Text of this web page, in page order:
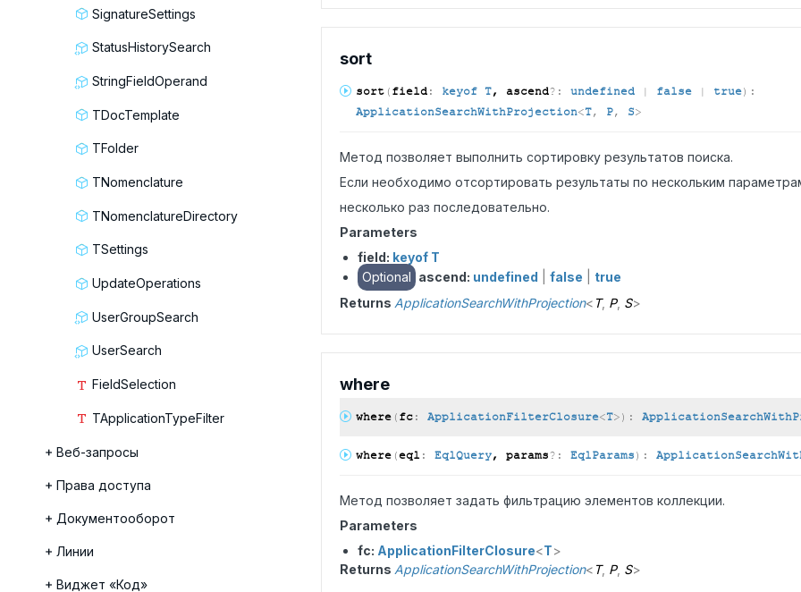
SignatureSettings
StatusHistorySearch
StringFieldOperand
TDocTemplate
TFolder
TNomenclature
TNomenclatureDirectory
TSettings
UpdateOperations
UserGroupSearch
UserSearch
FieldSelection
TApplicationTypeFilter
Веб-запросы
Права доступа
Документооборот
Линии
Виджет «Код»
sort
sort(field: keyof T, ascend?: undefined| false| true) :
ApplicationSearchWithProjection<T, P, S>
Метод позволяет выполнить сортировку результатов поиска.
Если необходимо отсортировать результаты по нескольким
несколько раз последовательно.
Parameters
field: keyof T
Optional ascend: undefined false
true
Returns ApplicationSearchWithProjection< T, P, S>
where
where(fc: ApplicationFilterClosure<T>) :
where(eql : EqlQuery, params?: EqlParams) :
Метод позволяет задать фильтрацию элементов коллекции.
Parameters
fc: ApplicationFilterClosure<T>
Returns ApplicationSearchWithProjection< T, P, S>